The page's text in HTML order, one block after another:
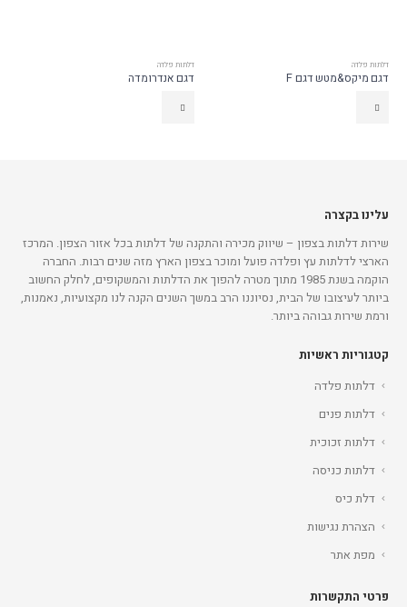
דלתות פלדה
דגם מיקס&מטש דגם F
דלתות פלדה
דגם אנדרומדה
עלינו בקצרה
שירות דלתות בצפון – שיווק מכירה והתקנה של דלתות בכל אזור הצפון. המרכז
הארצי לדלתות עץ ופלדה פועל ומוכר בצפון הארץ מזה שנים רבות. החברה
הוקמה בשנת 1985 מתוך מטרה להפוך את הדלתות והמשקופים, לחלק החשוב
ביותר לעיצובו של הבית, נסיוננו הרב במשך השנים הקנה לנו מקצועיות, נאמנות,
ורמת שירות גבוהה ביותר.
קטגוריות ראשיות
דלתות פלדה
דלתות פנים
דלתות זכוכית
דלתות כניסה
דלת כיס
הצהרת נגישות
מפת אתר
פרטי התקשרות